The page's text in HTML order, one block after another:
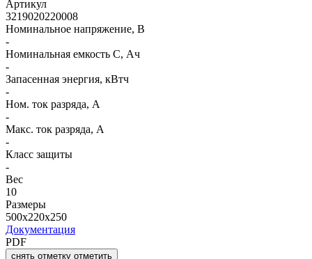
Артикул
3219020220008
Номинальное напряжение, В
-
Номинальная емкость C, Ач
-
Запасенная энергия, кВтч
-
Ном. ток разряда, А
-
Макс. ток разряда, А
-
Класс защиты
-
Вес
10
Размеры
500x220x250
Документация
PDF
снять отметку отметить